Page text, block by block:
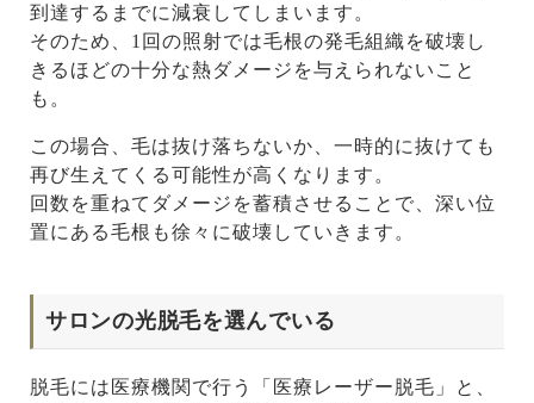
到達するまでに減衰してしまいます。
そのため、1回の照射では毛根の発毛組織を破壊し
きるほどの十分な熱ダメージを与えられないこと
も。
この場合、毛は抜け落ちないか、一時的に抜けても
再び生えてくる可能性が高くなります。
回数を重ねてダメージを蓄積させることで、深い位
置にある毛根も徐々に破壊していきます。
サロンの光脱毛を選んでいる
脱毛には医療機関で行う「医療レーザー脱毛」と、